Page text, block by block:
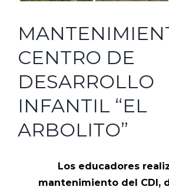
CENTRO DE
DESARROLLO
INFANTIL “EL
ARBOLITO”
Los educadores
mantenimiento del CDI,